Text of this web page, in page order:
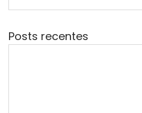
Posts recentes